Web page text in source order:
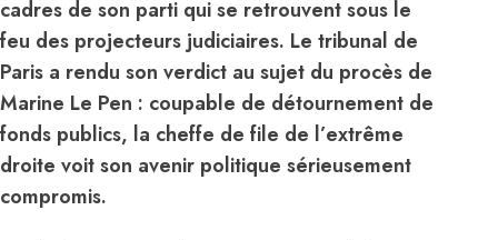
cadres de son parti qui se retrouvent sous le
feu des projecteurs judiciaires. Le tribunal de
Paris a rendu son verdict au sujet du procès de
Marine Le Pen : coupable de détournement de
fonds publics, la cheffe de file de l’extrême
droite voit son avenir politique sérieusement
compromis.